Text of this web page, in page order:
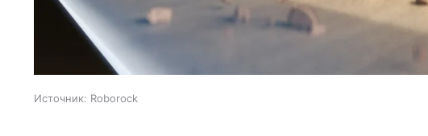
Источник: Roborock